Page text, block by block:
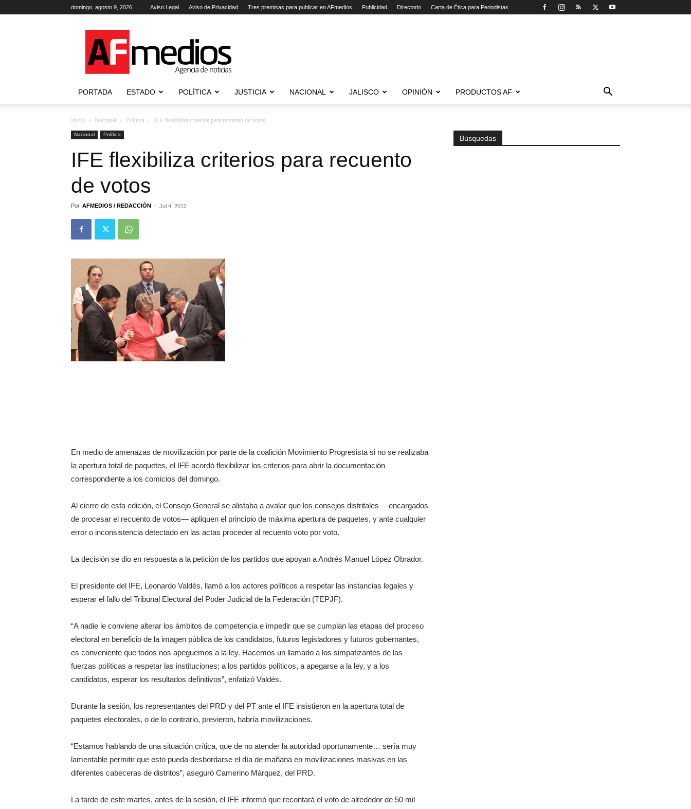
domingo, agosto 9, 2026 Aviso Legal Aviso de Privacidad Tres premisas para publicar en AFmedios Publicidad Directorio Carta de Ética para Periodistas
Agencia
de
Noticias
PORTADA ESTADO POLÍTICA JUSTICIA NACIONAL JALISCO OPINIÓN PRODUCTOS AF
Inicio Nacional Política IFE flexibiliza criterios para recuento de votos
Nacional Política
IFE flexibiliza criterios para recuento
de votos
Por AFMEDIOS / REDACCIÓN - Jul 4, 2012
En medio de amenazas de movilización por parte de la coalición Movimiento Progresista si no se realizaba
la apertura total de paquetes, el IFE acordó flexibilizar los criterios para abrir la documentación
correspondiente a los comicios del domingo.
Al cierre de esta edición, el Consejo General se alistaba a avalar que los consejos distritales —encargados
de procesar el recuento de votos— apliquen el principio de máxima apertura de paquetes, y ante cualquier
error o inconsistencia detectado en las actas proceder al recuento voto por voto.
La decisión se dio en respuesta a la petición de los partidos que apoyan a Andrés Manuel López Obrador.
El presidente del IFE, Leonardo Valdés, llamó a los actores políticos a respetar las instancias legales y
esperar el fallo del Tribunal Electoral del Poder Judicial de la Federación (TEPJF).
“A nadie le conviene alterar los ámbitos de competencia e impedir que se cumplan las etapas del proceso
electoral en beneficio de la imagen pública de los candidatos, futuros legisladores y futuros gobernantes,
es conveniente que todos nos apeguemos a la ley. Hacemos un llamado a los simpatizantes de las
fuerzas políticas a respetar las instituciones; a los partidos políticos, a apegarse a la ley, y a los
candidatos, esperar los resultados definitivos”, enfatizó Valdés.
Durante la sesión, los representantes del PRD y del PT ante el IFE insistieron en la apertura total de
paquetes electorales, o de lo contrario, previeron, habría movilizaciones.
“Estamos hablando de una situación crítica, que de no atender la autoridad oportunamente… sería muy
lamentable permitir que esto pueda desbordarse el día de mañana en movilizaciones masivas en las
diferentes cabeceras de distritos”, aseguró Camerino Márquez, del PRD.
La tarde de este martes, antes de la sesión, el IFE informó que recontará el voto de alrededor de 50 mil
Búsquedas